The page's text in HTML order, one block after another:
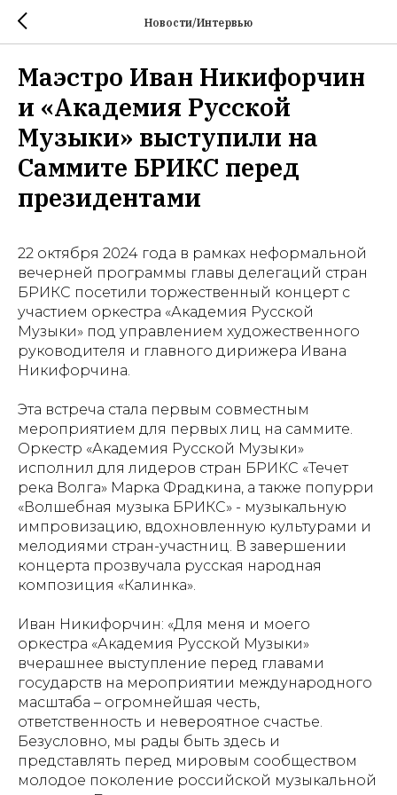
Новости/Интервью
Маэстро Иван Никифорчин
и «Академия Русской
Музыки» выступили на
Саммите БРИКС перед
президентами
22 октября 2024 года в рамках неформальной
вечерней программы главы делегаций стран
БРИКС посетили торжественный концерт с
участием оркестра «Академия Русской
Музыки» под управлением художественного
руководителя и главного дирижера Ивана
Никифорчина.
Эта встреча стала первым совместным
мероприятием для первых лиц на саммите.
Оркестр «Академия Русской Музыки»
исполнил для лидеров стран БРИКС «Течет
река Волга» Марка Фрадкина, а также попурри
«Волшебная музыка БРИКС» - музыкальную
импровизацию, вдохновленную культурами и
мелодиями стран-участниц. В завершении
концерта прозвучала русская народная
композиция «Калинка».
Иван Никифорчин: «Для меня и моего
оркестра «Академия Русской Музыки»
вчерашнее выступление перед главами
государств на мероприятии международного
масштаба – огромнейшая честь,
ответственность и невероятное счастье.
Безусловно, мы рады быть здесь и
представлять перед мировым сообществом
молодое поколение российской музыкальной